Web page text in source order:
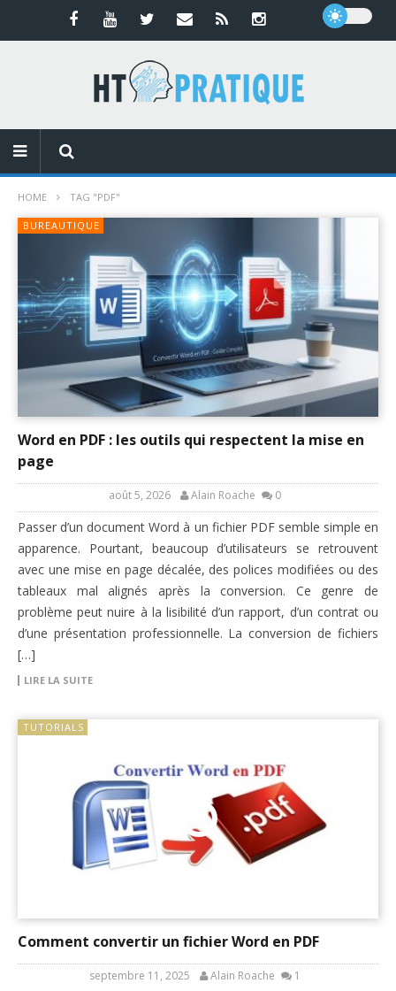
HOME TAG "PDF"
BUREAUTIQUE
Word en PDF : les outils qui respectent la mise en
page
août 5, 2026 Alain Roache 0
Passer d’un document Word à un fichier PDF semble simple en
apparence. Pourtant, beaucoup d’utilisateurs se retrouvent
avec une mise en page décalée, des polices modifiées ou des
tableaux mal alignés après la conversion. Ce genre de
problème peut nuire à la lisibilité d’un rapport, d’un contrat ou
d’une présentation professionnelle. La conversion de fichiers
[…]
LIRE LA SUITE
TUTORIALS
Comment convertir un fichier Word en PDF
septembre 11, 2025 Alain Roache 1